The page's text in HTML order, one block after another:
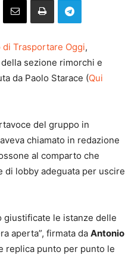
Trasportare Oggi,
sezione rimorchi e
da Paolo Starace (Qui
del gruppo in
chiamato in redazione
al comparto che
di lobby adeguata per uscire
giustificate le istanze delle
aperta”, firmata da Antonio
replica punto per punto le